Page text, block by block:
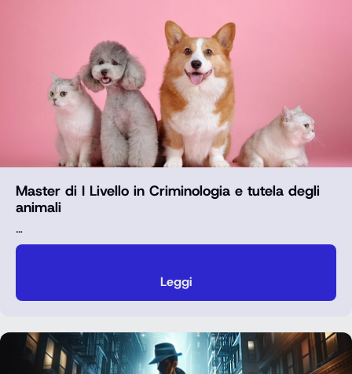
Master di I Livello in Criminologia e tutela degli
animali
…
Leggi